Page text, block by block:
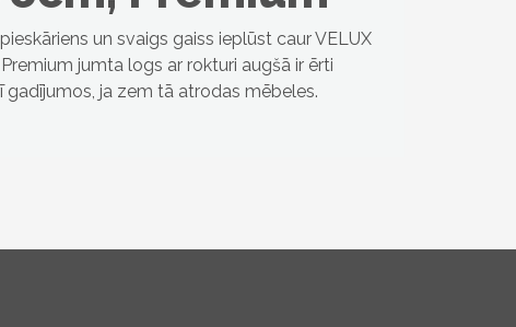
un svaigs gaiss ieplūst caur VELUX
jumta logs ar rokturi augšā ir ērti
gadījumos, ja zem tā atrodas mēbeles.